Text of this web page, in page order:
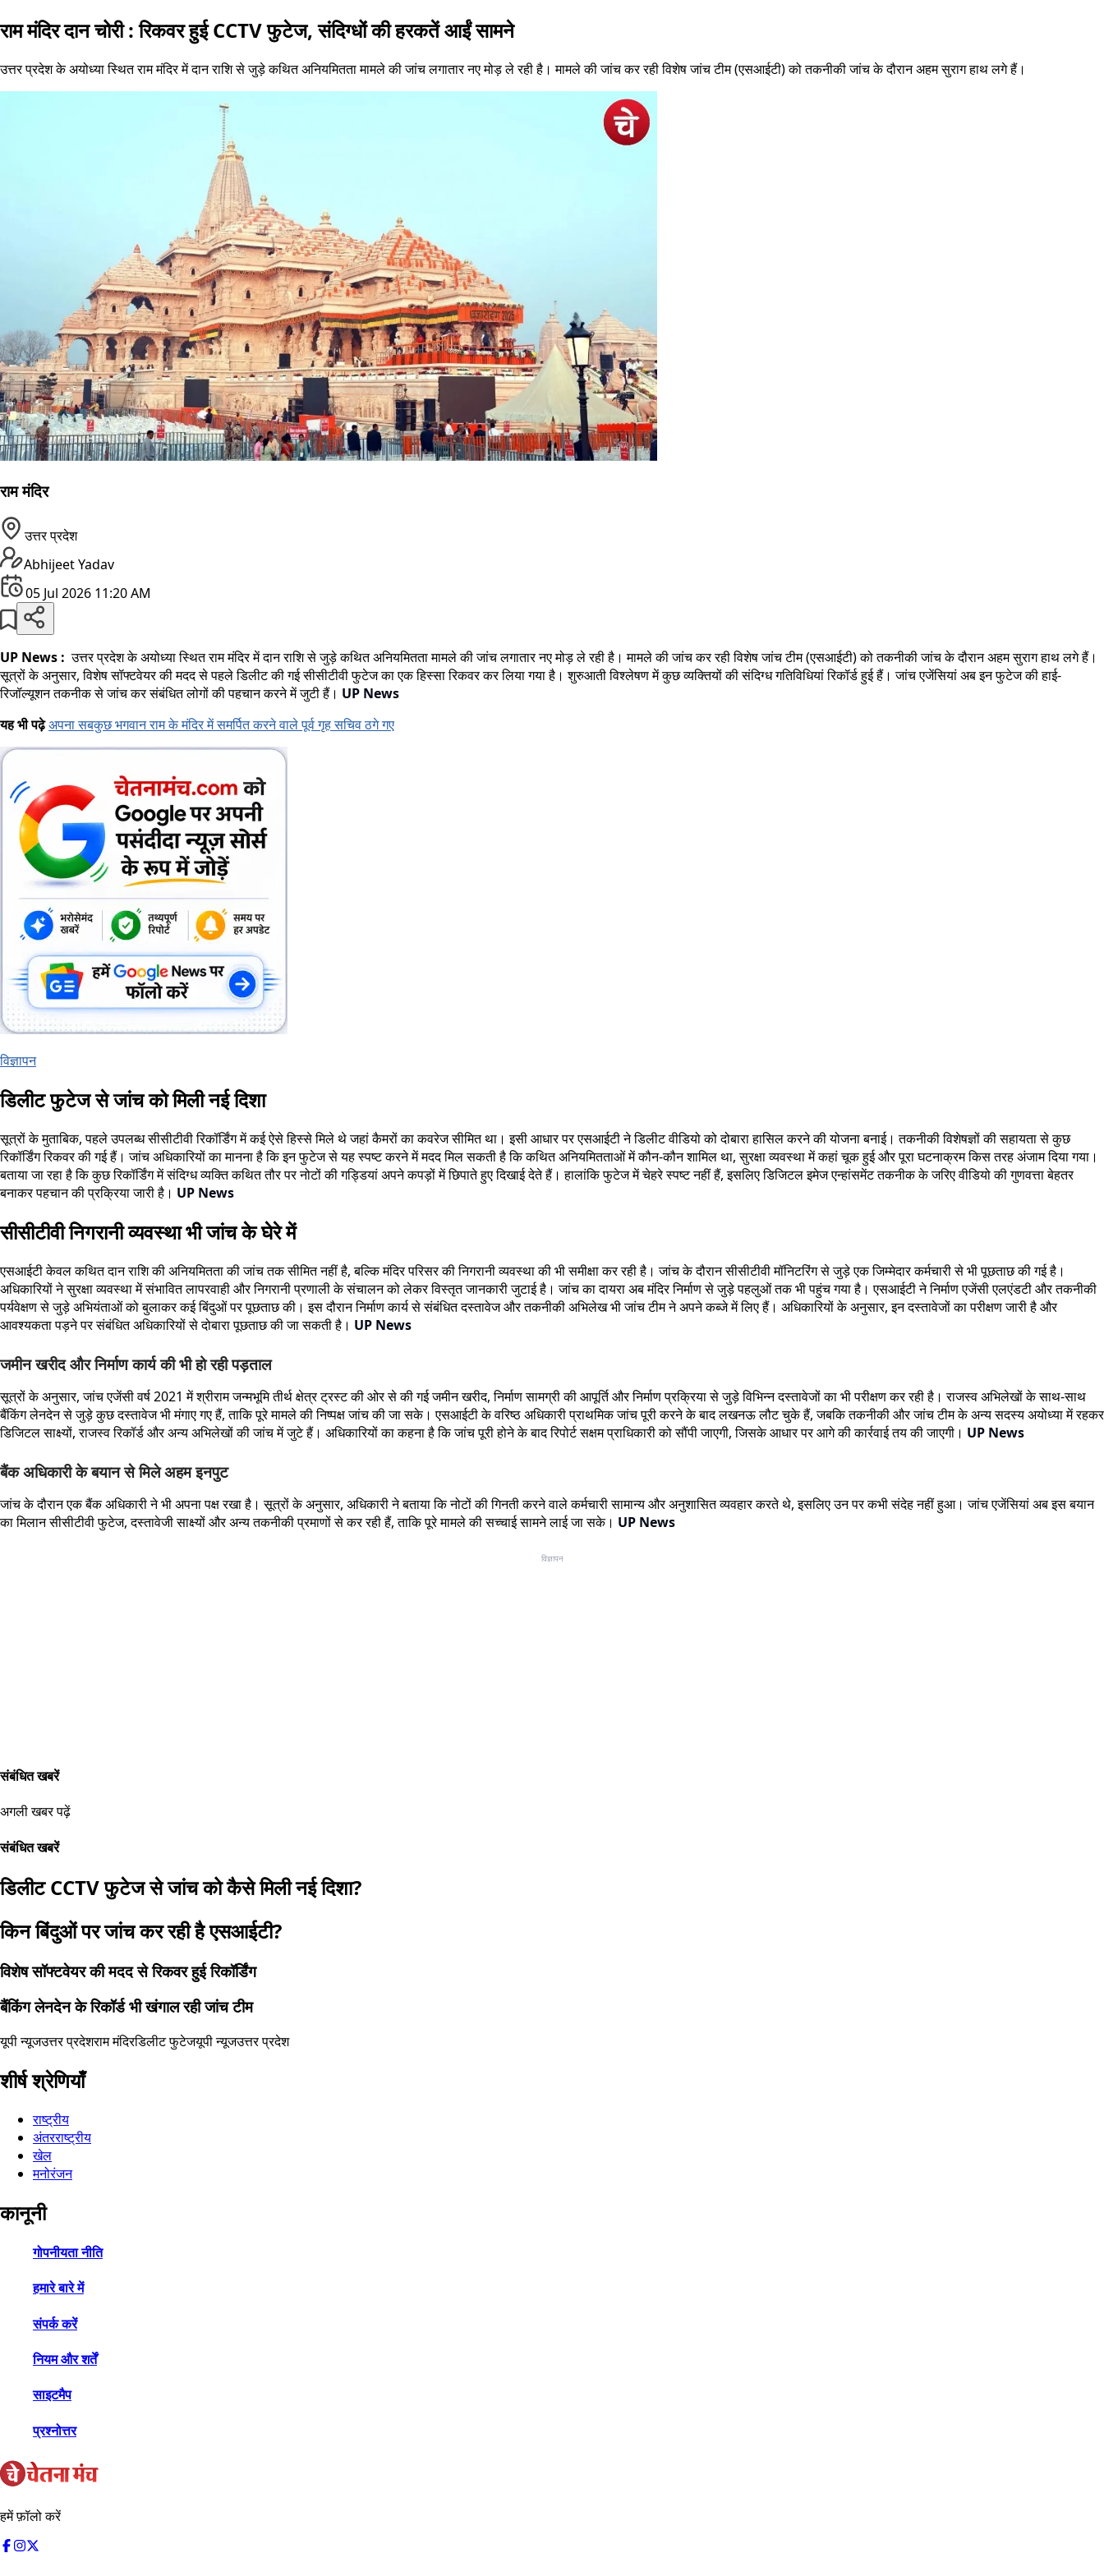
राम मंदिर दान चोरी : रिकवर हुई CCTV फुटेज, संदिग्धों की हरकतें आईं सामने
उत्तर प्रदेश के अयोध्या स्थित राम मंदिर में दान राशि से जुड़े कथित अनियमितता मामले की जांच लगातार नए मोड़ ले रही है। मामले की जांच कर रही विशेष जांच टीम (एसआईटी) को तकनीकी जांच के दौरान अहम सुराग हाथ लगे हैं।
राम मंदिर
उत्तर प्रदेश
Abhijeet Yadav
05 Jul 2026 11:20 AM
UP News : उत्तर प्रदेश के अयोध्या स्थित राम मंदिर में दान राशि से जुड़े कथित अनियमितता मामले की जांच लगातार नए मोड़ ले रही है। मामले की जांच कर रही विशेष जांच टीम (एसआईटी) को तकनीकी जांच के दौरान अहम सुराग हाथ लगे हैं।
सूत्रों के अनुसार, विशेष सॉफ्टवेयर की मदद से पहले डिलीट की गई सीसीटीवी फुटेज का एक हिस्सा रिकवर कर लिया गया है। शुरुआती विश्लेषण में कुछ व्यक्तियों की संदिग्ध गतिविधियां रिकॉर्ड हुई हैं। जांच एजेंसियां अब इन फुटेज की हाई-
रिजॉल्यूशन तकनीक से जांच कर संबंधित लोगों की पहचान करने में जुटी हैं। UP News
यह भी पढ़ेअपना सबकुछ भगवान राम के मंदिर में समर्पित करने वाले पूर्व गृह सचिव ठगे गए
विज्ञापन
डिलीट फुटेज से जांच को मिली नई दिशा
सूत्रों के मुताबिक, पहले उपलब्ध सीसीटीवी रिकॉर्डिंग में कई ऐसे हिस्से मिले थे जहां कैमरों का कवरेज सीमित था। इसी आधार पर एसआईटी ने डिलीट वीडियो को दोबारा हासिल करने की योजना बनाई। तकनीकी विशेषज्ञों की सहायता से कुछ
रिकॉर्डिंग रिकवर की गई हैं। जांच अधिकारियों का मानना है कि इन फुटेज से यह स्पष्ट करने में मदद मिल सकती है कि कथित अनियमितताओं में कौन-कौन शामिल था, सुरक्षा व्यवस्था में कहां चूक हुई और पूरा घटनाक्रम किस तरह अंजाम दिया गया।
बताया जा रहा है कि कुछ रिकॉर्डिंग में संदिग्ध व्यक्ति कथित तौर पर नोटों की गड्डियां अपने कपड़ों में छिपाते हुए दिखाई देते हैं। हालांकि फुटेज में चेहरे स्पष्ट नहीं हैं, इसलिए डिजिटल इमेज एन्हांसमेंट तकनीक के जरिए वीडियो की गुणवत्ता बेहतर
बनाकर पहचान की प्रक्रिया जारी है। UP News
सीसीटीवी निगरानी व्यवस्था भी जांच के घेरे में
एसआईटी केवल कथित दान राशि की अनियमितता की जांच तक सीमित नहीं है, बल्कि मंदिर परिसर की निगरानी व्यवस्था की भी समीक्षा कर रही है। जांच के दौरान सीसीटीवी मॉनिटरिंग से जुड़े एक जिम्मेदार कर्मचारी से भी पूछताछ की गई है।
अधिकारियों ने सुरक्षा व्यवस्था में संभावित लापरवाही और निगरानी प्रणाली के संचालन को लेकर विस्तृत जानकारी जुटाई है। जांच का दायरा अब मंदिर निर्माण से जुड़े पहलुओं तक भी पहुंच गया है। एसआईटी ने निर्माण एजेंसी एलएंडटी और तकनीकी
पर्यवेक्षण से जुड़े अभियंताओं को बुलाकर कई बिंदुओं पर पूछताछ की। इस दौरान निर्माण कार्य से संबंधित दस्तावेज और तकनीकी अभिलेख भी जांच टीम ने अपने कब्जे में लिए हैं। अधिकारियों के अनुसार, इन दस्तावेजों का परीक्षण जारी है और
आवश्यकता पड़ने पर संबंधित अधिकारियों से दोबारा पूछताछ की जा सकती है। UP News
जमीन खरीद और निर्माण कार्य की भी हो रही पड़ताल
सूत्रों के अनुसार, जांच एजेंसी वर्ष 2021 में श्रीराम जन्मभूमि तीर्थ क्षेत्र ट्रस्ट की ओर से की गई जमीन खरीद, निर्माण सामग्री की आपूर्ति और निर्माण प्रक्रिया से जुड़े विभिन्न दस्तावेजों का भी परीक्षण कर रही है। राजस्व अभिलेखों के साथ-साथ
बैंकिंग लेनदेन से जुड़े कुछ दस्तावेज भी मंगाए गए हैं, ताकि पूरे मामले की निष्पक्ष जांच की जा सके। एसआईटी के वरिष्ठ अधिकारी प्राथमिक जांच पूरी करने के बाद लखनऊ लौट चुके हैं, जबकि तकनीकी और जांच टीम के अन्य सदस्य अयोध्या में रहकर
डिजिटल साक्ष्यों, राजस्व रिकॉर्ड और अन्य अभिलेखों की जांच में जुटे हैं। अधिकारियों का कहना है कि जांच पूरी होने के बाद रिपोर्ट सक्षम प्राधिकारी को सौंपी जाएगी, जिसके आधार पर आगे की कार्रवाई तय की जाएगी। UP News
बैंक अधिकारी के बयान से मिले अहम इनपुट
जांच के दौरान एक बैंक अधिकारी ने भी अपना पक्ष रखा है। सूत्रों के अनुसार, अधिकारी ने बताया कि नोटों की गिनती करने वाले कर्मचारी सामान्य और अनुशासित व्यवहार करते थे, इसलिए उन पर कभी संदेह नहीं हुआ। जांच एजेंसियां अब इस बयान
का मिलान सीसीटीवी फुटेज, दस्तावेजी साक्ष्यों और अन्य तकनीकी प्रमाणों से कर रही हैं, ताकि पूरे मामले की सच्चाई सामने लाई जा सके। UP News
विज्ञापन
संबंधित खबरें
अगली खबर पढ़ें
संबंधित खबरें
डिलीट CCTV फुटेज से जांच को कैसे मिली नई दिशा?
किन बिंदुओं पर जांच कर रही है एसआईटी?
विशेष सॉफ्टवेयर की मदद से रिकवर हुई रिकॉर्डिंग
बैंकिंग लेनदेन के रिकॉर्ड भी खंगाल रही जांच टीम
यूपी न्यूजउत्तर प्रदेशराम मंदिरडिलीट फुटेजयूपी न्यूजउत्तर प्रदेश
शीर्ष श्रेणियाँ
राष्ट्रीय
अंतरराष्ट्रीय
खेल
मनोरंजन
कानूनी
गोपनीयता नीति
हमारे बारे में
संपर्क करें
नियम और शर्तें
साइटमैप
प्रश्नोत्तर
हमें फ़ॉलो करें